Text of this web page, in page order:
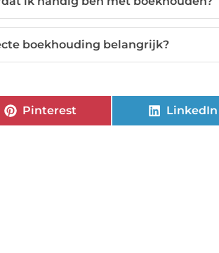
boekhouding belangrijk?
Pinterest LinkedIn